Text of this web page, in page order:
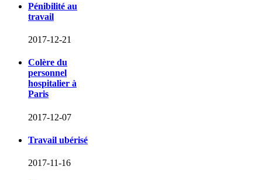
Pénibilité au
travail
2017-12-21
Colère du
personnel
hospitalier à
Paris
2017-12-07
Travail ubérisé
2017-11-16